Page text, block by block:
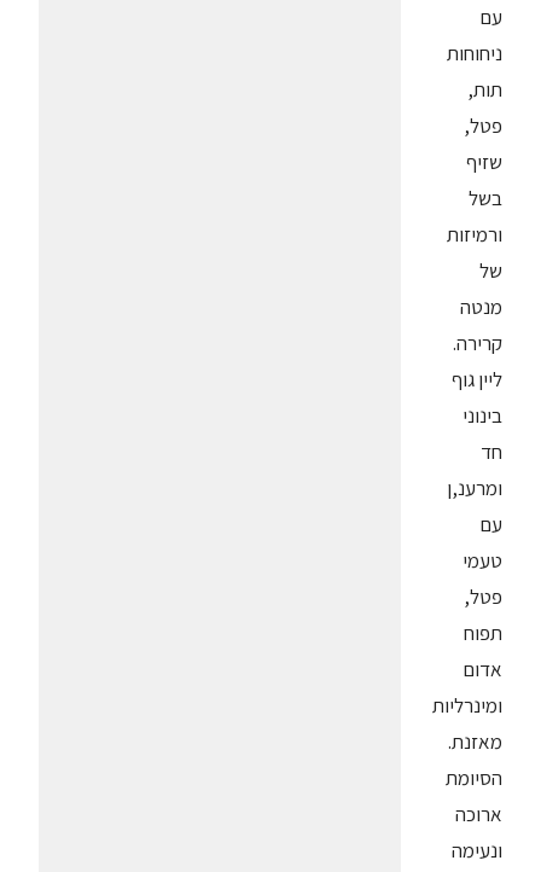
עם
ניחוחות
תות,
פטל,
שזיף
בשל
ורמיזות
של
מנטה
קרירה.
ליין גוף
בינוני
חד
ומרענ,ן
עם
טעמי
פטל,
תפוח
אדום
ומינרליות
מאזנת.
הסיומת
ארוכה
ונעימה